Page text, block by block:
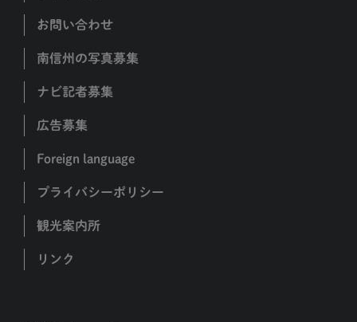
お問い合わせ
南信州の写真募集
ナビ記者募集
広告募集
Foreign language
プライバシーポリシー
観光案内所
リンク